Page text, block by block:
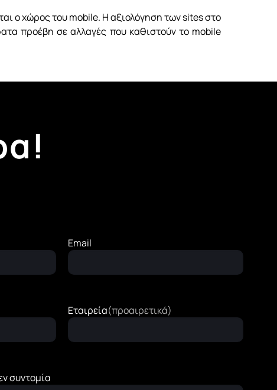
ο χώρος του mobile. Η αξιολόγηση των sites στο
προέβη σε αλλαγές που καθιστούν το mobile
Email
Εταιρεία(προαιρετικά)
συντομία